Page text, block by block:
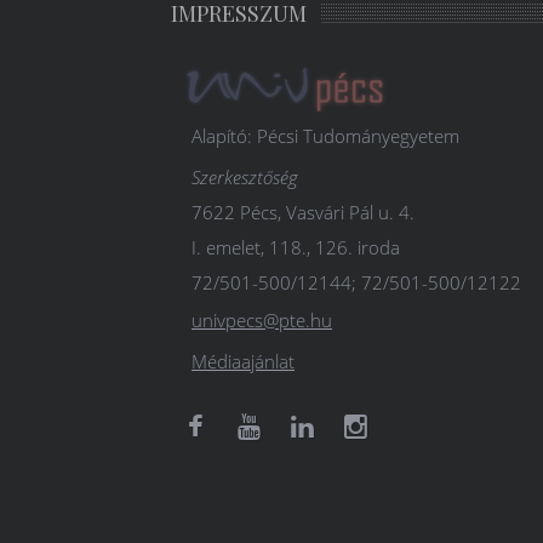
IMPRESSZUM
Alapító: Pécsi Tudományegyetem
Szerkesztőség
7622 Pécs, Vasvári Pál u. 4.
I. emelet, 118., 126. iroda
72/501-500/12144; 72/501-500/12122
univpecs@pte.hu
Médiaajánlat